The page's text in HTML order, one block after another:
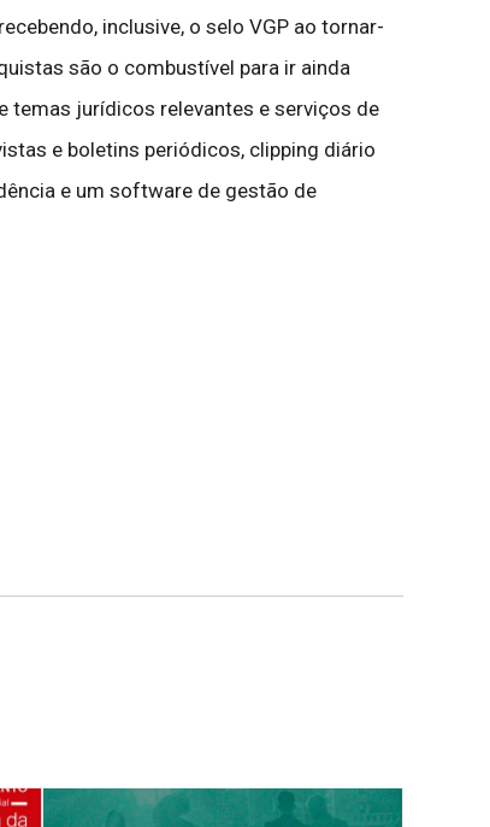
inclusive, o selo VGP ao tornar-
são o combustível para ir ainda
temas jurídicos relevantes e serviços de
e boletins periódicos, clipping diário
e um software de gestão de